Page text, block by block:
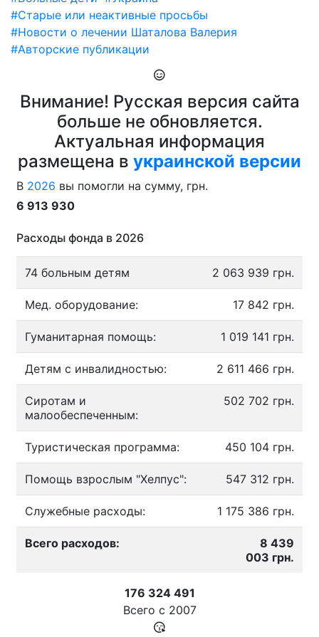
#Старые или неактивные просьбы
#Новости о лечении Шаталова Валерия
#Авторские публикации
Внимание! Русская версия сайта
больше не обновляется.
Актуальная информация
размещена в украинской версии
В 2026 вы помогли на сумму, грн.
6 913 930
Расходы фонда в 2026
74 больным детям 2 063 939 грн.
Мед. оборудование: 17 842 грн.
Гуманитарная помощь: 1 019 141 грн.
Детям с инвалидностью: 2 611 466 грн.
Сиротам и
малообеспеченным:
502 702 грн.
Туристическая программа: 450 104 грн.
Помощь взрослым "Хелпус": 547 312 грн.
Служебные расходы: 1 175 386 грн.
Всего расходов:
8 439
003 грн.
176 324 491
Всего с 2007